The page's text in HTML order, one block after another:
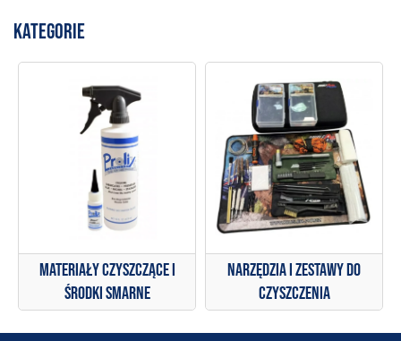
KATEGORIE
Materiały czyszczące i
środki smarne
Narzędzia i zestawy do
czyszczenia